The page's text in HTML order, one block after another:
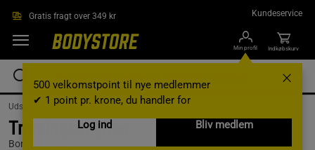
Gratis fragt over 349 kr Kundeservice
Min profil
500 velkomstpoint til nye medlemmer
✔ 1 point pr. krone, du handler for
Log ind
Bliv medlem
Indkøbskurv
Udstyr og tilbehør /Øvrigt
Træningsdagbog
Bonnier Fakta